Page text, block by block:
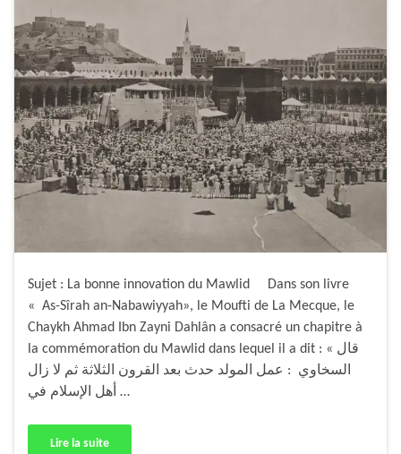
Sujet : La bonne innovation du Mawlid Dans son livre
« As-Sîrah an-Nabawiyyah», le Moufti de La Mecque, le
Chaykh Ahmad Ibn Zayni Dahlân a consacré un chapitre à
la commémoration du Mawlid dans lequel il a dit : « قال
السخاوي : عمل المولد حدث بعد القرون الثلاثة ثم لا زال
أهل الإسلام في …
Lire la suite